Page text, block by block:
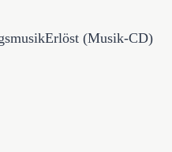
Erlöst (Musik-CD)